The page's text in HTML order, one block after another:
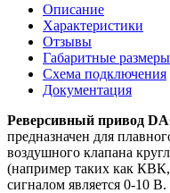
Описание
Характеристики
Отзывы
Габаритные размеры
Схема подключения
Документация
Реверсивный привод
предназначен для
воздушного клапана
(например таких как
сигналом является 0-10 В.